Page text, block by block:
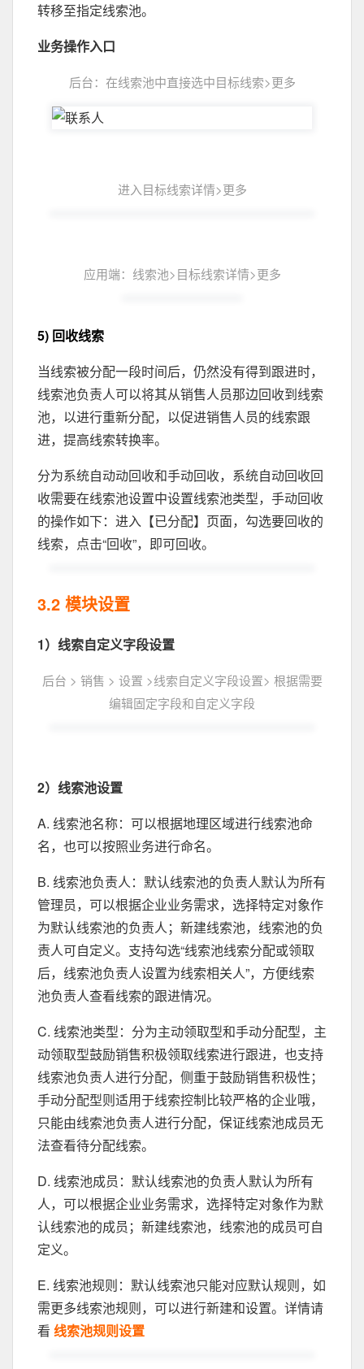
转移至指定线索池。
业务操作入口
后台：在线索池中直接选中目标线索>更多
进入目标线索详情>更多
应用端：线索池>目标线索详情>更多
5) 回收线索
当线索被分配一段时间后，仍然没有得到跟进时，
线索池负责人可以将其从销售人员那边回收到线索
池，以进行重新分配，以促进销售人员的线索跟
进，提高线索转换率。
分为系统自动动回收和手动回收，系统自动回收回
收需要在线索池设置中设置线索池类型，手动回收
的操作如下：进入【已分配】页面，勾选要回收的
线索，点击“回收”，即可回收。
3.2 模块设置
1）线索自定义字段设置
后台 > 销售 > 设置 >线索自定义字段设置> 根据需要
编辑固定字段和自定义字段
2）线索池设置
A. 线索池名称：可以根据地理区域进行线索池命
名，也可以按照业务进行命名。
B. 线索池负责人：默认线索池的负责人默认为所有
管理员，可以根据企业业务需求，选择特定对象作
为默认线索池的负责人；新建线索池，线索池的负
责人可自定义。支持勾选“线索池线索分配或领取
后，线索池负责人设置为线索相关人”，方便线索
池负责人查看线索的跟进情况。
C. 线索池类型：分为主动领取型和手动分配型，主
动领取型鼓励销售积极领取线索进行跟进，也支持
线索池负责人进行分配，侧重于鼓励销售积极性；
手动分配型则适用于线索控制比较严格的企业哦，
只能由线索池负责人进行分配，保证线索池成员无
法查看待分配线索。
D. 线索池成员：默认线索池的负责人默认为所有
人，可以根据企业业务需求，选择特定对象作为默
认线索池的成员；新建线索池，线索池的成员可自
定义。
E. 线索池规则：默认线索池只能对应默认规则，如
需更多线索池规则，可以进行新建和设置。详情请
看 线索池规则设置